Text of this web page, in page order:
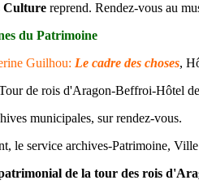
Culture reprend. Rendez-vous au
du Patrimoine
Guilhou: Le cadre des choses,
de rois d'Aragon-Beffroi-Hôtel
municipales, sur rendez-vous.
le service archives-Patrimoine,
de la tour des rois